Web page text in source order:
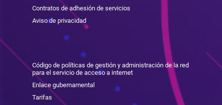
Contratos de adhesión de servicios
Aviso de privacidad
Código de políticas de gestión y administración de la red
para el servicio de acceso a internet
Enlace gubernamental
Tarifas